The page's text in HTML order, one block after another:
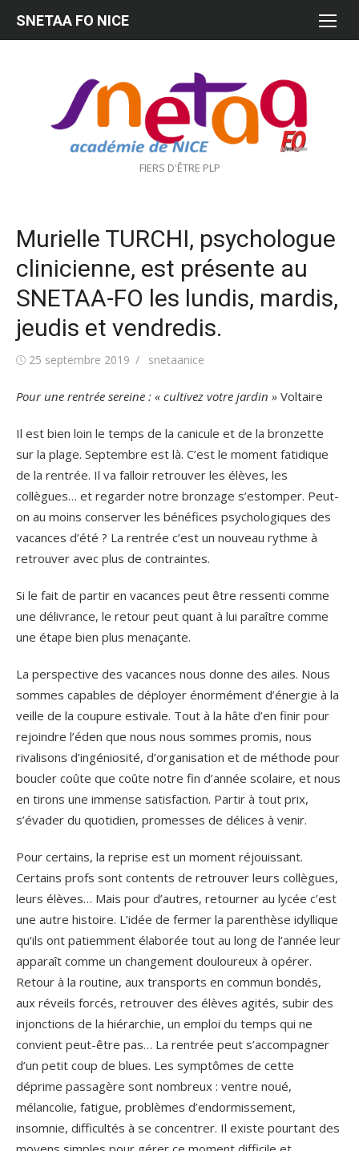
FIERS D'ÊTRE PLP
SNETAA FO NICE
Murielle TURCHI, psychologue
clinicienne, est présente au
SNETAA-FO les lundis, mardis,
jeudis et vendredis.
Publié25 septembre 2019 Auteur/autrice
snetaanice
Pour une rentrée sereine : « cultivez votre jardin » Voltaire
Il est bien loin le temps de la canicule et de la bronzette
sur la plage. Septembre est là. C’est le moment fatidique
de la rentrée. Il va falloir retrouver les élèves, les
collègues… et regarder notre bronzage s’estomper. Peut-
on au moins conserver les bénéfices psychologiques des
vacances d’été ? La rentrée c’est un nouveau rythme à
retrouver avec plus de contraintes.
Si le fait de partir en vacances peut être ressenti comme
une délivrance, le retour peut quant à lui paraître comme
une étape bien plus menaçante.
La perspective des vacances nous donne des ailes. Nous
sommes capables de déployer énormément d’énergie à la
veille de la coupure estivale. Tout à la hâte d’en finir pour
rejoindre l’éden que nous nous sommes promis, nous
rivalisons d’ingéniosité, d’organisation et de méthode pour
boucler coûte que coûte notre fin d’année scolaire, et nous
en tirons une immense satisfaction. Partir à tout prix,
s’évader du quotidien, promesses de délices à venir.
Pour certains, la reprise est un moment réjouissant.
Certains profs sont contents de retrouver leurs collègues,
leurs élèves… Mais pour d’autres, retourner au lycée c’est
une autre histoire. L’idée de fermer la parenthèse idyllique
qu’ils ont patiemment élaborée tout au long de l’année leur
apparaît comme un changement douloureux à opérer.
Retour à la routine, aux transports en commun bondés,
aux réveils forcés, retrouver des élèves agités, subir des
injonctions de la hiérarchie, un emploi du temps qui ne
convient peut-être pas… La rentrée peut s’accompagner
d’un petit coup de blues. Les symptômes de cette
déprime passagère sont nombreux : ventre noué,
mélancolie, fatigue, problèmes d’endormissement,
insomnie, difficultés à se concentrer. Il existe pourtant des